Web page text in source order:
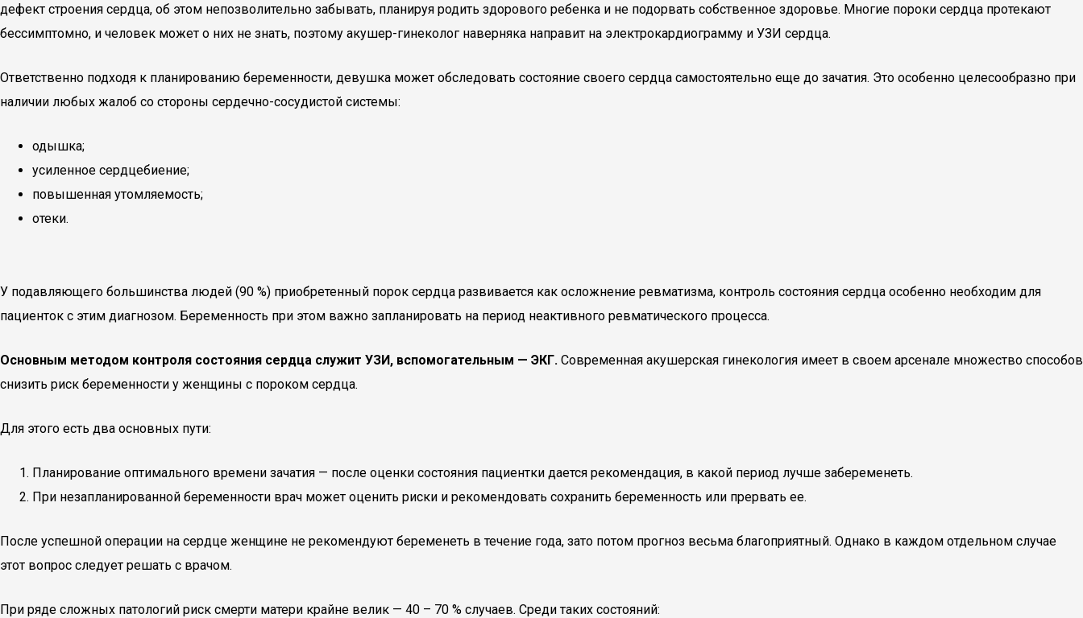
дефект строения сердца, об этом непозволительно забывать, планируя родить здорового ребенка и не подорвать собственное здоровье. Многие пороки сердца протекают
бессимптомно, и человек может о них не знать, поэтому акушер-гинеколог наверняка направит на электрокардиограмму и УЗИ сердца.
Ответственно подходя к планированию беременности, девушка может обследовать состояние своего сердца самостоятельно еще до зачатия. Это особенно целесообразно при
наличии любых жалоб со стороны сердечно-сосудистой системы:
одышка;
усиленное сердцебиение;
повышенная утомляемость;
отеки.
У подавляющего большинства людей (90 %) приобретенный порок сердца развивается как осложнение ревматизма, контроль состояния сердца особенно необходим для
пациенток с этим диагнозом. Беременность при этом важно запланировать на период неактивного ревматического процесса.
Основным методом контроля состояния сердца служит УЗИ, вспомогательным — ЭКГ. Современная акушерская гинекология имеет в своем арсенале множество способов
снизить риск беременности у женщины с пороком сердца.
Для этого есть два основных пути:
Планирование оптимального времени зачатия — после оценки состояния пациентки дается рекомендация, в какой период лучше забеременеть.
При незапланированной беременности врач может оценить риски и рекомендовать сохранить беременность или прервать ее.
После успешной операции на сердце женщине не рекомендуют беременеть в течение года, зато потом прогноз весьма благоприятный. Однако в каждом отдельном случае
этот вопрос следует решать с врачом.
При ряде сложных патологий риск смерти матери крайне велик — 40 – 70 % случаев. Среди таких состояний: